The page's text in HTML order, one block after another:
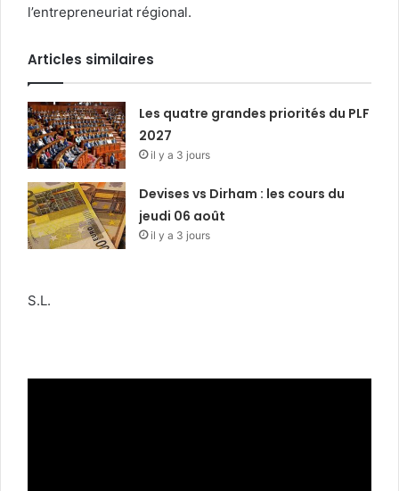
l’entrepreneuriat régional.
Articles similaires
Les quatre grandes priorités du PLF
2027
il y a 3 jours
Devises vs Dirham : les cours du
jeudi 06 août
il y a 3 jours
S.L.